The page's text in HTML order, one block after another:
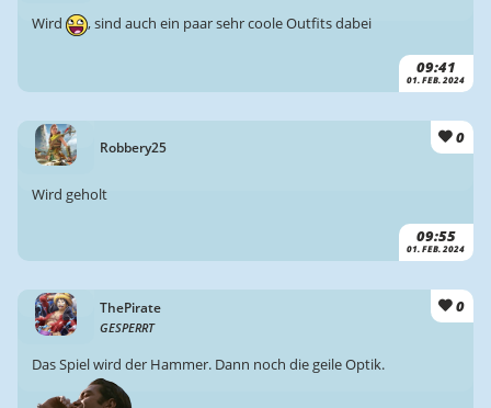
09:41
01. FEB. 2024
Wird , sind auch ein paar sehr coole Outfits dabei
Robbery25
0
09:55
01. FEB. 2024
Wird geholt
ThePirate
GESPERRT
0
Das Spiel wird der Hammer. Dann noch die geile Optik.